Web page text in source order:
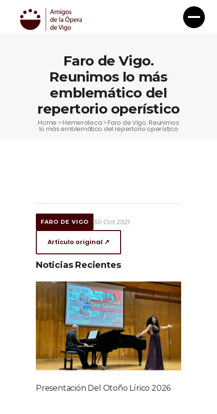
Faro de Vigo.
Reunimos lo más
emblemático del
repertorio operístico
Home >Hemeroteca >Faro de Vigo. Reunimos
lo más emblemático del repertorio operístico
FARO DE VIGO 30 Oct 2021
Artículo original ↗
Noticias Recientes
Presentación Del Otoño Lírico 2026